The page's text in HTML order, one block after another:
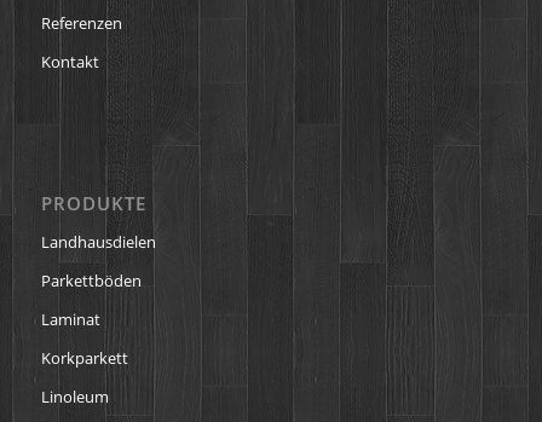
Referenzen
Kontakt
PRODUKTE
Landhausdielen
Parkettböden
Laminat
Korkparkett
Linoleum